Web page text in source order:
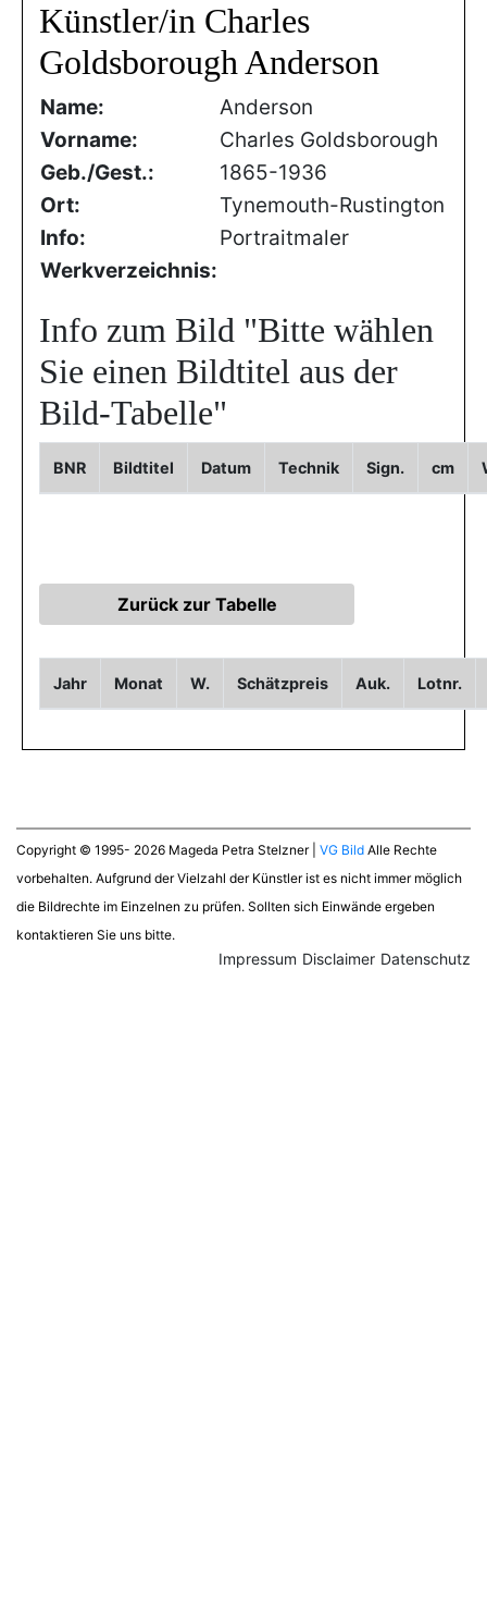
Künstler/in Charles
Goldsborough Anderson
Name:
Anderson
Vorname:
Charles Goldsborough
Geb./Gest.:
1865-1936
Ort:
Tynemouth-Rustington
Info:
Portraitmaler
Werkverzeichnis:
Info zum Bild "Bitte wählen
Sie einen Bildtitel aus der
Bild-Tabelle"
BNR Bildtitel Datum Technik Sign. cm
Jahr Monat W. Schätzpreis Auk. Lotnr.
Copyright © 1995- 2026 Mageda Petra Stelzner | VG Bild Alle Rechte
vorbehalten. Aufgrund der Vielzahl der Künstler ist es nicht immer möglich
die Bildrechte im Einzelnen zu prüfen. Sollten sich Einwände ergeben
kontaktieren Sie uns bitte.
Datenschutz
Disclaimer
Impressum